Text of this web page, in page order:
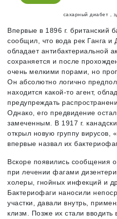
сахарный диабет
Впервые в 1896 г. британский
сообщил, что вода рек Ганга
обладает антибактериальной
сохраняется и после
очень мелкими порами, но
Он абсолютно логично
находится какой-то агент,
предупреждать
Однако, его предвидение
замеченным. В 1917 г.
открыл новую группу вирусов,
впервые назвал их
Вскоре появились сообщения
при лечении фагами
холеры, гнойных инфекций и
Бактериофаги наносили
участки, давали внутрь,
клизм. Позже их стали вводить